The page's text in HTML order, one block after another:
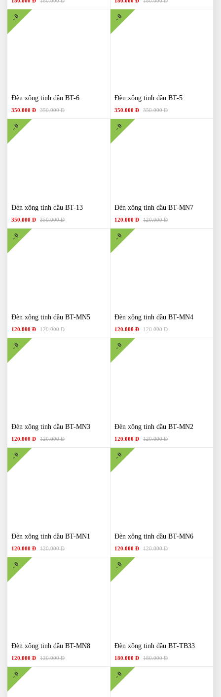
Đèn xông tinh dầu BT-6
350.000 Đ 350.000 Đ
- 0
Đèn xông tinh dầu BT-5
350.000 Đ 350.000 Đ
- 0
Đèn xông tinh dầu BT-13
350.000 Đ 350.000 Đ
- 0
Đèn xông tinh dầu BT-MN7
120.000 Đ 120.000 Đ
- 0
Đèn xông tinh dầu BT-MN5
120.000 Đ 120.000 Đ
- 0
Đèn xông tinh dầu BT-MN4
120.000 Đ 120.000 Đ
- 0
Đèn xông tinh dầu BT-MN3
120.000 Đ 120.000 Đ
- 0
Đèn xông tinh dầu BT-MN2
120.000 Đ 120.000 Đ
- 0
Đèn xông tinh dầu BT-MN1
120.000 Đ 120.000 Đ
- 0
Đèn xông tinh dầu BT-MN6
120.000 Đ 120.000 Đ
- 0
Đèn xông tinh dầu BT-MN8
120.000 Đ 120.000 Đ
- 0
Đèn xông tinh dầu BT-TB33
180.000 Đ 180.000 Đ
- 0
- 0 - 0